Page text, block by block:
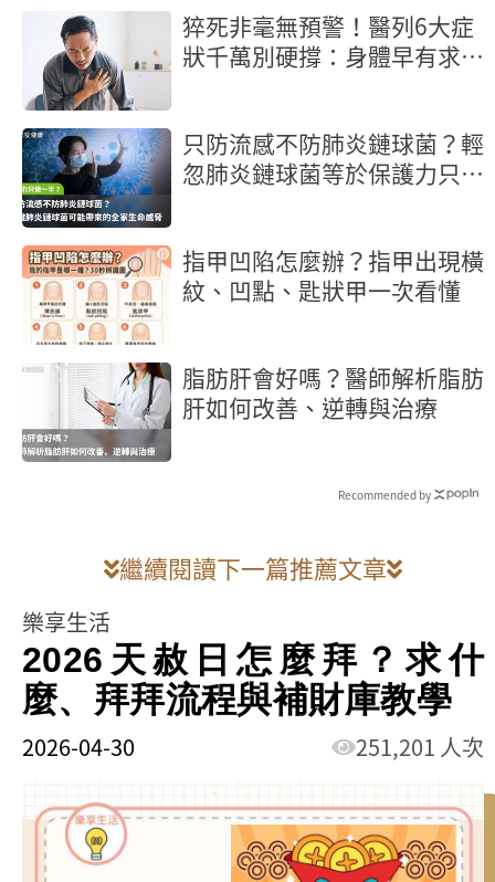
猝死非毫無預警！醫列6大症
狀千萬別硬撐：身體早有求救
只防流感不防肺炎鏈球菌？輕
忽肺炎鏈球菌等於保護力只做
指甲凹陷怎麼辦？指甲出現橫
紋、凹點、匙狀甲一次看懂
脂肪肝會好嗎？醫師解析脂肪
肝如何改善、逆轉與治療
Recommended by
繼續閱讀下一篇推薦文章
樂享生活
2026天赦日怎麼拜？求什
麼、拜拜流程與補財庫教學
2026-04-30 251,201 人次